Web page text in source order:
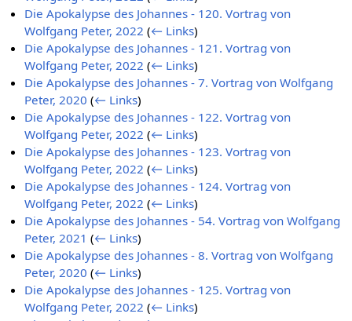
Die Apokalypse des Johannes - 120. Vortrag von
Wolfgang Peter, 2022 (← Links)
Die Apokalypse des Johannes - 121. Vortrag von
Wolfgang Peter, 2022 (← Links)
Die Apokalypse des Johannes - 7. Vortrag von Wolfgang
Peter, 2020 (← Links)
Die Apokalypse des Johannes - 122. Vortrag von
Wolfgang Peter, 2022 (← Links)
Die Apokalypse des Johannes - 123. Vortrag von
Wolfgang Peter, 2022 (← Links)
Die Apokalypse des Johannes - 124. Vortrag von
Wolfgang Peter, 2022 (← Links)
Die Apokalypse des Johannes - 54. Vortrag von Wolfgang
Peter, 2021 (← Links)
Die Apokalypse des Johannes - 8. Vortrag von Wolfgang
Peter, 2020 (← Links)
Die Apokalypse des Johannes - 125. Vortrag von
Wolfgang Peter, 2022 (← Links)